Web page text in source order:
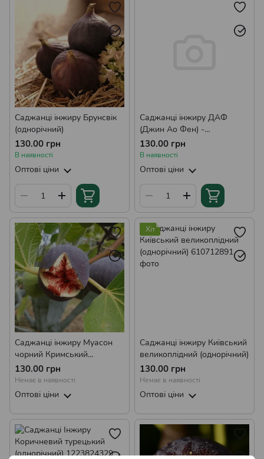
Саджанці інжиру Брунсвік
(однорічний)
130.00 грн
В наявності
Оптові ціни
Саджанці інжиру ДАФ
(Джин Ао Фен) -
ремонтантний, самоплідний,
урожайний
130.00 грн
В наявності
Оптові ціни
Саджанці інжиру Муасон
чорний Кримський
(однорічний)
130.00 грн
Немає в наявності
Оптові ціни
Хіт
Саджанці інжиру Київський
великоплідний (однорічний)
130.00 грн
Немає в наявності
Оптові ціни